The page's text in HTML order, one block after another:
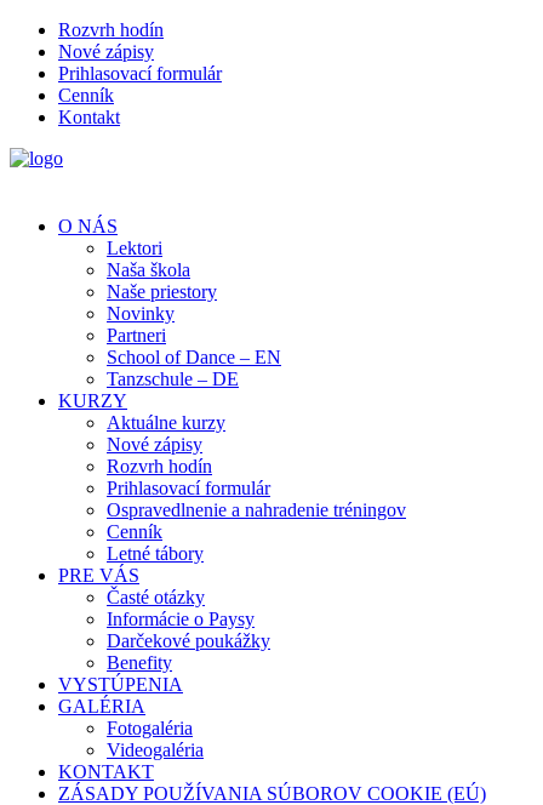
Rozvrh hodín
Nové zápisy
Prihlasovací formulár
Cenník
Kontakt
O NÁS
Lektori
Naša škola
Naše priestory
Novinky
Partneri
School of Dance – EN
Tanzschule – DE
KURZY
Aktuálne kurzy
Nové zápisy
Rozvrh hodín
Prihlasovací formulár
Ospravedlnenie a nahradenie tréningov
Cenník
Letné tábory
PRE VÁS
Časté otázky
Informácie o Paysy
Darčekové poukážky
Benefity
VYSTÚPENIA
GALÉRIA
Fotogaléria
Videogaléria
KONTAKT
ZÁSADY POUŽÍVANIA SÚBOROV COOKIE (EÚ)